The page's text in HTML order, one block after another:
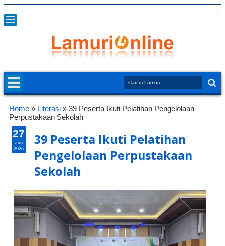
Home » Literasi » 39 Peserta Ikuti Pelatihan Pengelolaan
Perpustakaan Sekolah
39 Peserta Ikuti Pelatihan
Pengelolaan Perpustakaan
Sekolah
27
Jun
2026